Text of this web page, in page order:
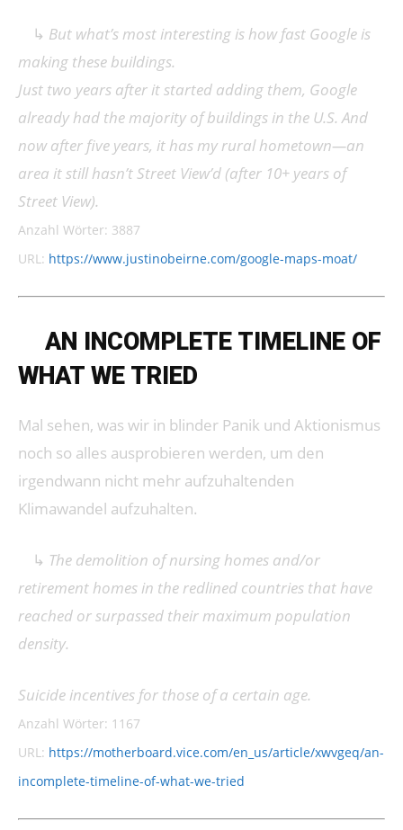
↳ But what’s most interesting is how fast Google is
making these buildings.
Just two years after it started adding them, Google
already had the majority of buildings in the U.S. And
now after five years, it has my rural hometown—an
area it still hasn’t Street View’d (after 10+ years of
Street View).
Anzahl Wörter: 3887
URL: https://www.justinobeirne.com/google-maps-moat/
AN INCOMPLETE TIMELINE OF
WHAT WE TRIED
Mal sehen, was wir in blinder Panik und Aktionismus
noch so alles ausprobieren werden, um den
irgendwann nicht mehr aufzuhaltenden
Klimawandel aufzuhalten.
↳ The demolition of nursing homes and/or
retirement homes in the redlined countries that have
reached or surpassed their maximum population
density.
Suicide incentives for those of a certain age.
Anzahl Wörter: 1167
URL: https://motherboard.vice.com/en_us/article/xwvgeq/an-
incomplete-timeline-of-what-we-tried